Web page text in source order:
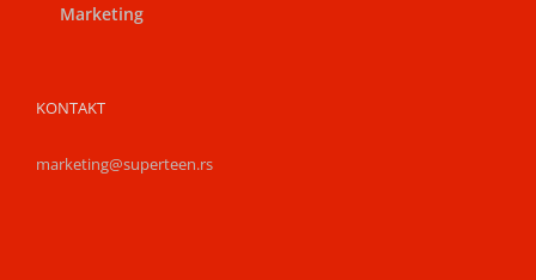
Marketing
KONTAKT
marketing@superteen.rs